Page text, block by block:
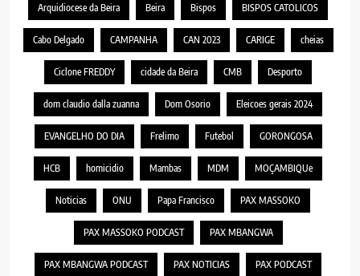
Arquidiocese da Beira Beira Bispos BISPOS CATOLICOS
Cabo Delgado CAMPANHA CAN 2023 CARIGE cheias
Ciclone FREDDY cidade da Beira CMB Desporto
dom claudio dalla zuanna Dom Osorio Eleicoes gerais 2024
EVANGELHO DO DIA Frelimo Futebol GORONGOSA
HCB homicidio Mambas MDM MOÇAMBIQUe
Noticias ONU Papa Francisco PAX MASSOKO
PAX MASSOKO PODCAST PAX MBANGWA
PAX MBANGWA PODCAST PAX NOTICIAS PAX PODCAST